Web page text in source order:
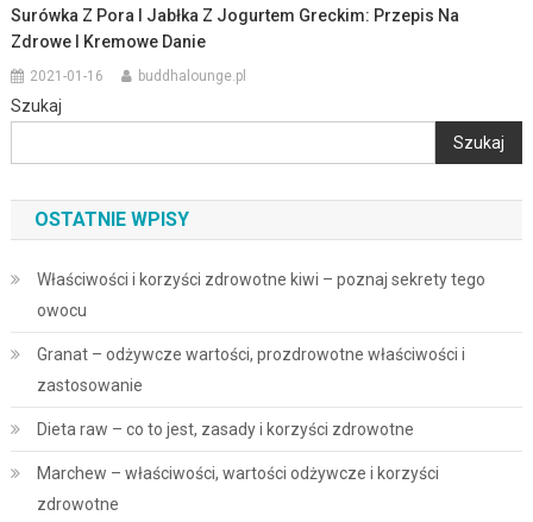
Surówka Z Pora I Jabłka Z Jogurtem Greckim: Przepis Na
Zdrowe I Kremowe Danie
2021-01-16 buddhalounge.pl
Szukaj
Szukaj
OSTATNIE WPISY
Właściwości i korzyści zdrowotne kiwi – poznaj sekrety tego
owocu
Granat – odżywcze wartości, prozdrowotne właściwości i
zastosowanie
Dieta raw – co to jest, zasady i korzyści zdrowotne
Marchew – właściwości, wartości odżywcze i korzyści
zdrowotne